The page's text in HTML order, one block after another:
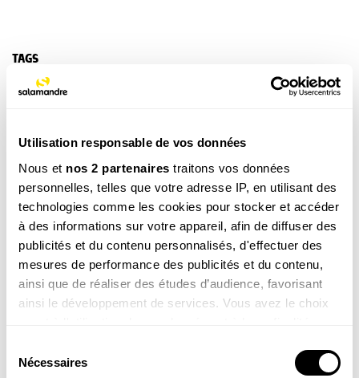
Utilisation responsable de vos données
Nous et nos 2 partenaires traitons vos données
personnelles, telles que votre adresse IP, en utilisant des
technologies comme les cookies pour stocker et accéder
à des informations sur votre appareil, afin de diffuser des
publicités et du contenu personnalisés, d'effectuer des
mesures de performance des publicités et du contenu,
ainsi que de réaliser des études d’audience, favorisant
ainsi le développement de services. Vous avez le choix
tout moment en consultant la Déclaration relative aux
Nécessaires
TAGS
Amphibien
NOS 3 REVUES
REVUE SALAMANDRE
Plongez au coeur d'une nature insolite près de chez
vous
Découvrir la revue